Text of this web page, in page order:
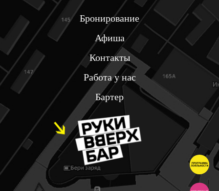
Бронирование
Афиша
Контакты
Работа у нас
Бартер